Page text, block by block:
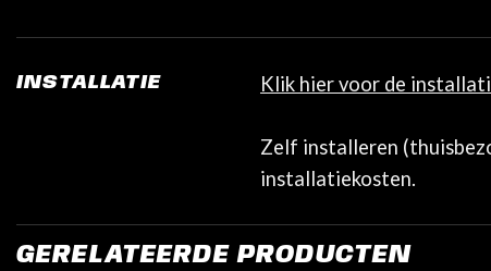
INSTALLATIE Klik hier voor de
Zelf installeren
installatiekosten.
GERELATEERDE PRODUCTEN